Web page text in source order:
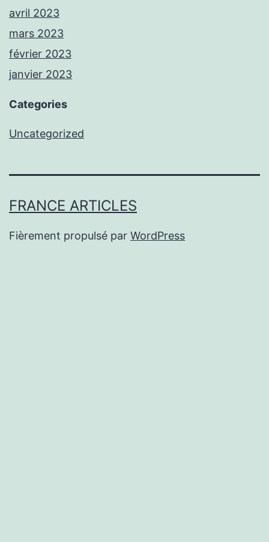
avril 2023
mars 2023
février 2023
janvier 2023
Categories
Uncategorized
FRANCE ARTICLES
Fièrement propulsé par WordPress